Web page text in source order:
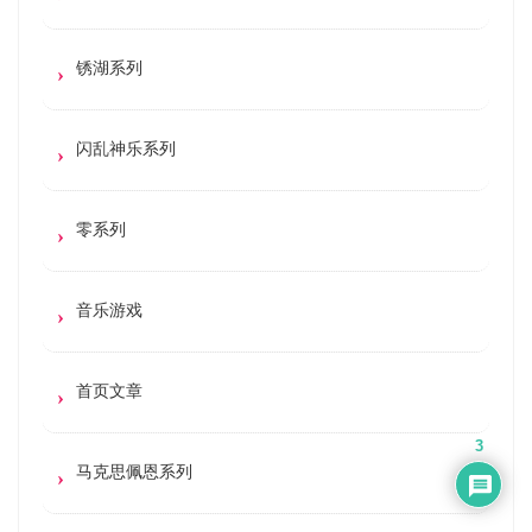
锈湖系列
闪乱神乐系列
零系列
音乐游戏
首页文章
马克思佩恩系列
3